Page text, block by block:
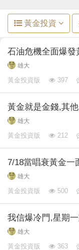
黃金投資
石油危機全面爆發
雄大
黃金投資版 397
黃金就是金錢,其
雄大
黃金投資版 212
7/18當唱衰黃金一
雄大
黃金投資版 500
我信爆冷門,星期
雄大
黃金投資版 363